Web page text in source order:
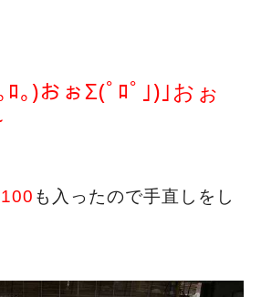
ﾛ｡)おぉΣ(ﾟﾛﾟ｣)｣おぉ
も入ったので手直しをし